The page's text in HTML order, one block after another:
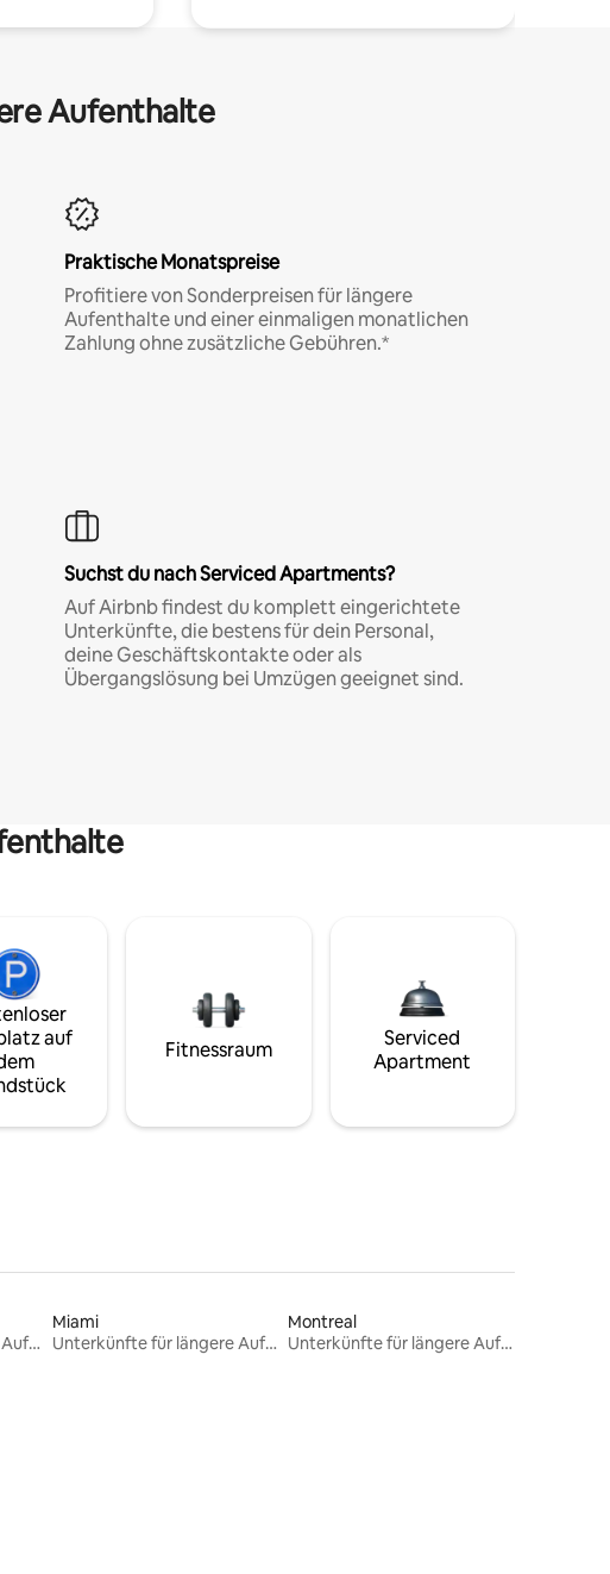
Aufenthalte
Praktische Monatspreise
Profitiere von Sonderpreisen für längere
Aufenthalte und einer einmaligen monatlichen
Zahlung ohne zusätzliche Gebühren.*
Suchst du nach Serviced Apartments?
Auf Airbnb findest du komplett eingerichtete
Unterkünfte, die bestens für dein Personal,
deine Geschäftskontakte oder als
Übergangslösung bei Umzügen geeignet sind.
auf
Fitnessraum
Serviced
Apartment
Unterkünfte für längere Aufenthalte
Miami
Unterkünfte für längere Aufenthalte
Montreal
Unterkünfte für längere Aufenthalte